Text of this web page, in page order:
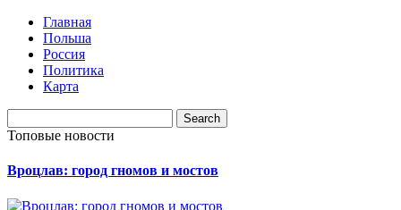
Главная
Польша
Россия
Политика
Карта
Топовые новости
Вроцлав: город гномов и мостов